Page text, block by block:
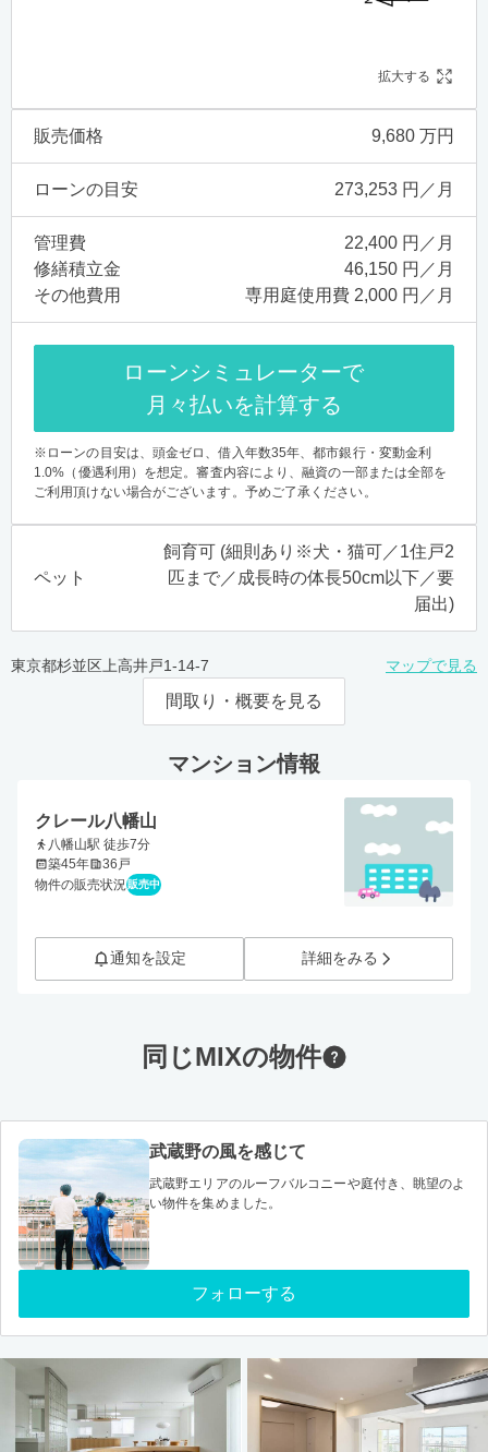
拡大する
販売価格 9,680 万円
ローンの目安 273,253 円／月
管理費
22,400 円／月
修繕積立金
46,150 円／月
その他費用
専用庭使用費 2,000 円／月
ローンシミュレーターで
月々払いを計算する
※ローンの目安は、頭金ゼロ、借入年数35年、都市銀行・変動金利
1.0%（優遇利用）を想定。審査内容により、融資の一部または全部を
ご利用頂けない場合がございます。予めご了承ください。
ペット
飼育可 (細則あり※犬・猫可／1住戸2
匹まで／成長時の体長50cm以下／要
届出)
東京都杉並区上高井戸1-14-7 マップで見る
間取り・概要を見る
マンション情報
クレール八幡山
八幡山駅 徒歩7分
築45年
36戸
物件の販売状況 販売中
通知を設定 詳細をみる
同じMIXの物件
武蔵野の風を感じて
武蔵野エリアのルーフバルコニーや庭付き、眺望のよ
い物件を集めました。
フォローする